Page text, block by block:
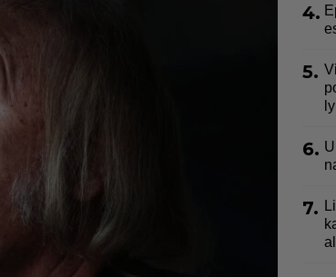
4.
5.
6.
7.